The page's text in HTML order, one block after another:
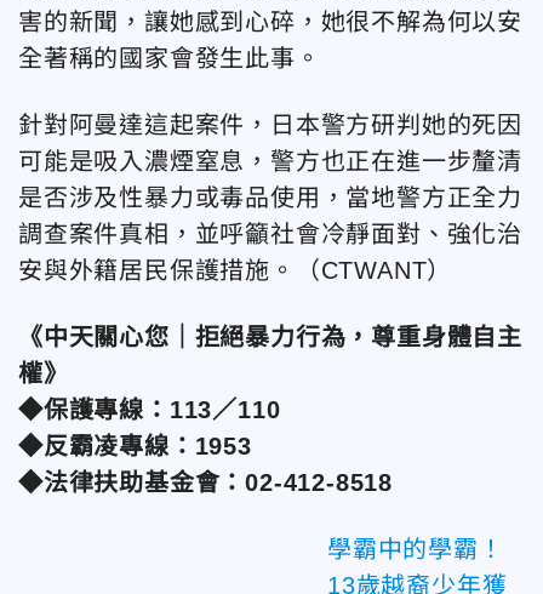
害的新聞，讓她感到心碎，她很不解為何以安
全著稱的國家會發生此事。
針對阿曼達這起案件，日本警方研判她的死因
可能是吸入濃煙窒息，警方也正在進一步釐清
是否涉及性暴力或毒品使用，當地警方正全力
調查案件真相，並呼籲社會冷靜面對、強化治
安與外籍居民保護措施。
（CTWANT）
《中天關心您｜拒絕暴力行為，尊重身體自主
權》
◆保護專線：113／110
◆反霸凌專線：1953
◆法律扶助基金會：02-412-8518
學霸中的學霸！
13歲越裔少年獲